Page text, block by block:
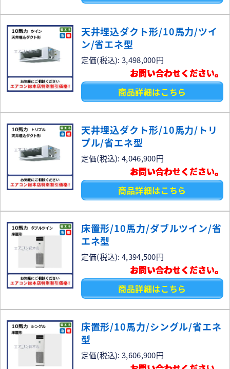
天井埋込ダクト形/10馬力/ツイ
ン/省エネ型
定価(税込): 3,498,000円
お問い合わせください。
商品詳細はこちら
天井埋込ダクト形/10馬力/トリ
プル/省エネ型
定価(税込): 4,046,900円
お問い合わせください。
商品詳細はこちら
床置形/10馬力/ダブルツイン/省
エネ型
定価(税込): 4,394,500円
お問い合わせください。
商品詳細はこちら
床置形/10馬力/シングル/省エネ
型
定価(税込): 3,606,900円